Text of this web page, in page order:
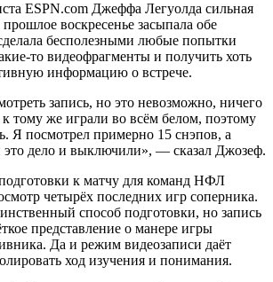
ESPN.com Джеффа Легуолда сильная
воскресенье засыпала обе
бесполезными любые попытки
то видеофрагменты и получить хоть
информацию о встрече.
запись, но это невозможно, ничего
тому же играли во всём белом, поэтому
Я посмотрел примерно 15 снэпов, а
дело и выключили», — сказал Джозеф.
к матчу для команд НФЛ
четырёх последних игр соперника.
способ подготовки, но запись
представление о манере игры
Да и режим видеозаписи даёт
ход изучения и понимания.